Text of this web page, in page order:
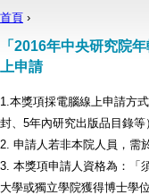
您在這裡
首頁 ›
「2016年中央研究院
上申請
1.本獎項採電腦線上申請方
封、5年內研究出版品目錄等
2. 申請人若非本院人員，需
3. 本獎項申請人資格為：「
大學或獨立學院獲得博士學